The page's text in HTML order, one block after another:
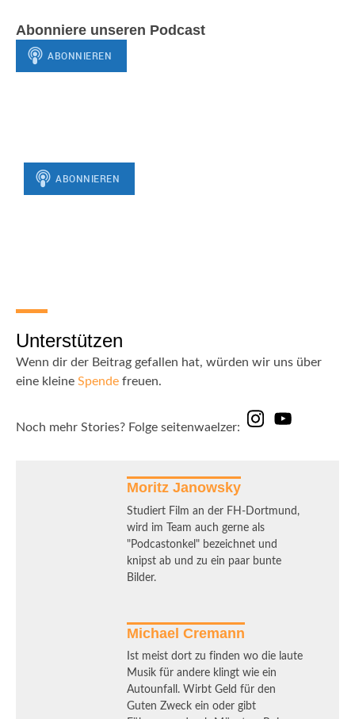
Abonniere unseren Podcast
Unterstützen
Wenn dir der Beitrag gefallen hat, würden wir uns über
eine kleine Spende freuen.
Noch mehr Stories? Folge seitenwaelzer:
Moritz Janowsky
Studiert Film an der FH-Dortmund,
wird im Team auch gerne als
"Podcastonkel" bezeichnet und
knipst ab und zu ein paar bunte
Bilder.
Michael Cremann
Ist meist dort zu finden wo die laute
Musik für andere klingt wie ein
Autounfall. Wirbt Geld für den
Guten Zweck ein oder gibt